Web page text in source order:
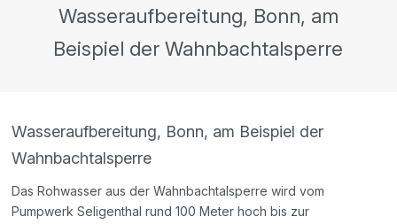
Wasseraufbereitung, Bonn, am
Beispiel der Wahnbachtalsperre
Wasseraufbereitung, Bonn, am Beispiel der
Wahnbachtalsperre
Das Rohwasser aus der Wahnbachtalsperre wird vom
Pumpwerk Seligenthal rund 100 Meter hoch bis zur